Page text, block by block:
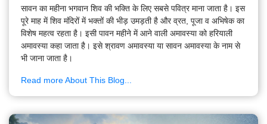
सावन का महीना भगवान शिव की भक्ति के लिए सबसे पवित्र माना जाता है। इस
पूरे माह में शिव मंदिरों में भक्तों की भीड़ उमड़ती है और व्रत, पूजा व अभिषेक का
विशेष महत्व रहता है। इसी पावन महीने में आने वाली अमावस्या को हरियाली
अमावस्या कहा जाता है। इसे श्रावण अमावस्या या सावन अमावस्या के नाम से
भी जाना जाता है।
Read more About This Blog...